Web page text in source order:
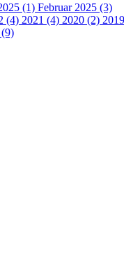
(1) Februar 2025 (3)
(4) 2021 (4) 2020 (2) 2019